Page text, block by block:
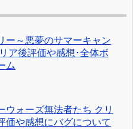
ー～悪夢のサマーキャン
ア後評価や感想･全体ボ
ム
ウォーズ無法者たち クリ
価や感想にバグについて